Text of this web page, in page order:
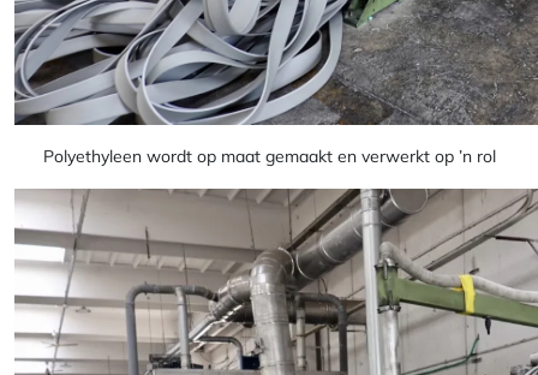
Polyethyleen wordt op maat gemaakt en verwerkt op ’n rol